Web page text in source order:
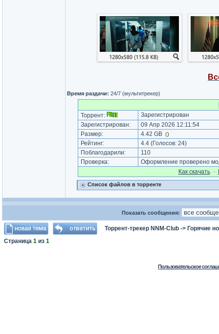
Время раздачи: 24/7 (мультитрекер)
Торрент:
Зарегистрирован
Зарегистрирован:
09 Апр 2026 12:11:54
Размер:
4.42 GB ()
Рейтинг: 4.4(Голосов: 24)
Поблагодарили:
110
Проверка:
Оформление проверено
Как cкачать·
Список файлов в торренте
Показать сообщения:
Торрент-трекер NNM-Club -> Горячие
Страница 1 из 1
Пользовательское